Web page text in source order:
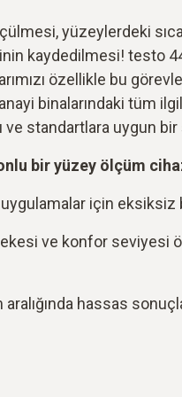
yüzeylerdeki
kaydedilmesi! testo
özellikle bu
binalarındaki tüm
standartlara uygun bir
bir yüzey ölçüm
için eksiksiz
ve konfor seviyesi
hassas